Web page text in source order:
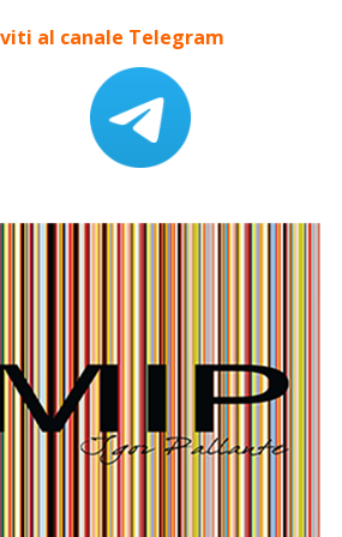
al canale Telegram